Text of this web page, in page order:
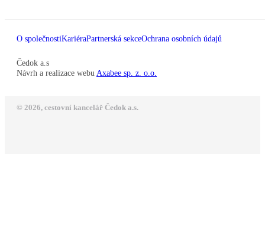
O společnostiKariéraPartnerská sekceOchrana osobních údajů
Čedok a.s
Návrh a realizace webu Axabee sp. z. o.o.
© 2026, cestovní kancelář Čedok a.s.